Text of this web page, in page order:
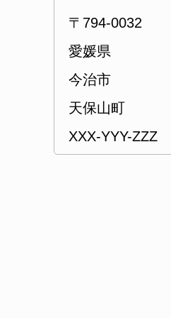
〒794-0032
愛媛県
今治市
天保山町
XXX-YYY-ZZZ